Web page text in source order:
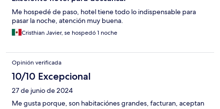
Me hospedé de paso, hotel tiene todo lo indispensable para
pasar la noche, atención muy buena.
Cristhian Javier, se hospedó 1 noche
Opinión verificada
10/10 Excepcional
27 de junio de 2024
Me gusta porque, son habitaciónes grandes, facturan, aceptan